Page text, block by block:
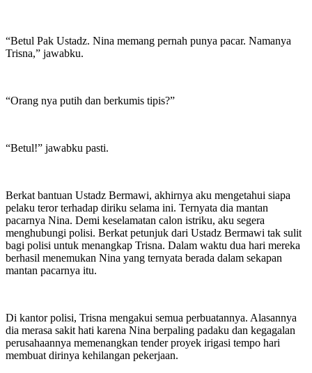
“Betul Pak Ustadz. Nina memang pernah punya pacar. Namanya
Trisna,” jawabku.
“Orang nya putih dan berkumis tipis?”
“Betul!” jawabku pasti.
Berkat bantuan Ustadz Bermawi, akhirnya aku mengetahui siapa
pelaku teror terhadap diriku selama ini. Ternyata dia mantan
pacarnya Nina. Demi keselamatan calon istriku, aku segera
menghubungi polisi. Berkat petunjuk dari Ustadz Bermawi tak sulit
bagi polisi untuk menangkap Trisna. Dalam waktu dua hari mereka
berhasil menemukan Nina yang ternyata berada dalam sekapan
mantan pacarnya itu.
Di kantor polisi, Trisna mengakui semua perbuatannya. Alasannya
dia merasa sakit hati karena Nina berpaling padaku dan kegagalan
perusahaannya memenangkan tender proyek irigasi tempo hari
membuat dirinya kehilangan pekerjaan.